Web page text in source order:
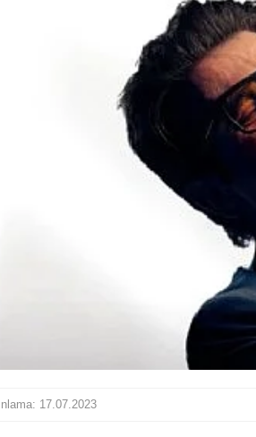
17.07.2023